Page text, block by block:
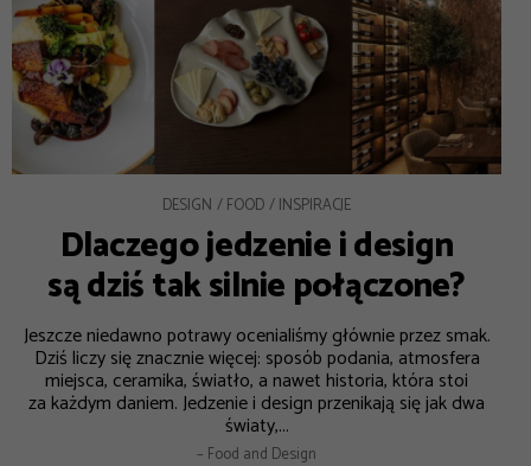
REKLAMA
DESIGN FOOD INSPIRACJE
Dlaczego jedzenie i design
są dziś tak silnie połączone?
Jeszcze niedawno potrawy ocenialiśmy głównie przez smak.
Dziś liczy się znacznie więcej: sposób podania, atmosfera
miejsca, ceramika, światło, a nawet historia, która stoi
za każdym daniem. Jedzenie i design przenikają się jak dwa
światy,...
– Food and Design